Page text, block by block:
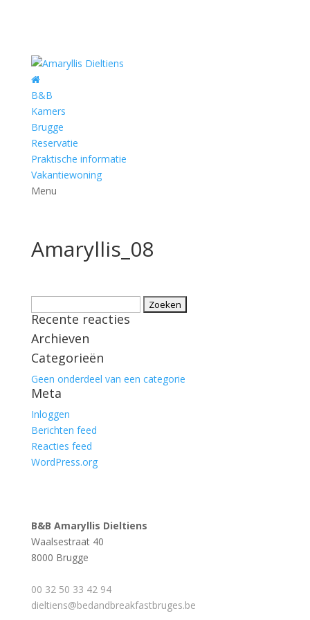
B&B
Kamers
Brugge
Reservatie
Praktische informatie
Vakantiewoning
Menu
Amaryllis_08
naar:
Recente reacties
Archieven
Categorieën
Geen onderdeel van een categorie
Meta
Inloggen
Berichten feed
Reacties feed
WordPress.org
B&B Amaryllis Dieltiens
Waalsestraat 40
8000 Brugge
00 32 50 33 42 94
dieltiens@bedandbreakfastbruges.be